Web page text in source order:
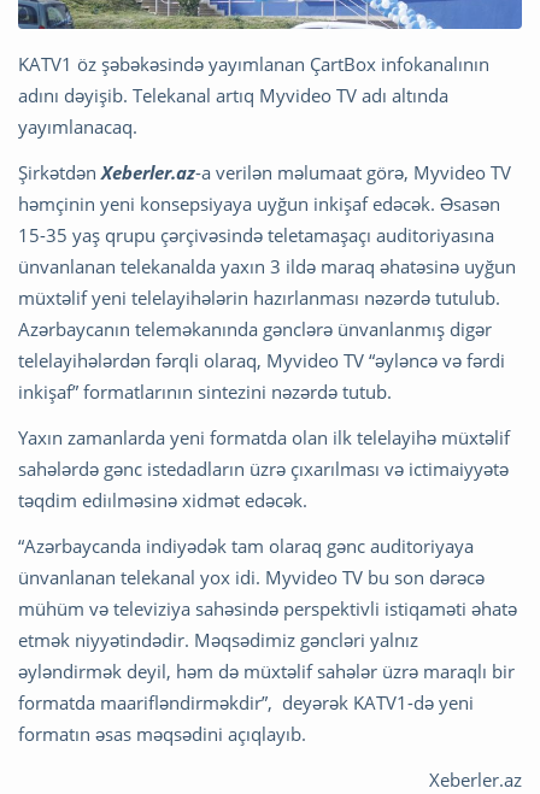
KATV1 öz şəbəkəsində yayımlanan ÇartBox infokanalının
adını dəyişib. Telekanal artıq Myvideo TV adı altında
yayımlanacaq.
ŞirkətdənXeberler.az-a verilən məlumaat görə, Myvideo TV
həmçinin yeni konsepsiyaya uyğun inkişaf edəcək. Əsasən
15-35 yaş qrupu çərçivəsində teletamaşaçı auditoriyasına
ünvanlanan telekanalda yaxın 3 ildə maraq əhatəsinə uyğun
müxtəlif yeni telelayihələrin hazırlanması nəzərdə tutulub.
Azərbaycanın teleməkanında gənclərə ünvanlanmış digər
telelayihələrdən fərqli olaraq, Myvideo TV “əyləncə və fərdi
inkişaf” formatlarının sintezini nəzərdə tutub.
Yaxın zamanlarda yeni formatda olan ilk telelayihə müxtəlif
sahələrdə gənc istedadların üzrə çıxarılması və ictimaiyyətə
təqdim ediılməsinə xidmət edəcək.
“Azərbaycanda indiyədək tam olaraq gənc auditoriyaya
ünvanlanan telekanal yox idi. Myvideo TV bu son dərəcə
mühüm və televiziya sahəsində perspektivli istiqaməti əhatə
etmək niyyətindədir. Məqsədimiz gəncləri yalnız
əyləndirmək deyil, həm də müxtəlif sahələr üzrə maraqlı bir
formatda maarifləndirməkdir”, deyərək KATV1-də yeni
formatın əsas məqsədini açıqlayıb.
Xeberler.az